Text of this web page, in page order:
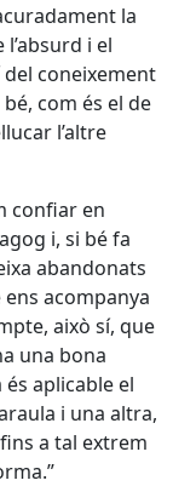
la
i el
del coneixement
com és el de
l’altre
confiar en
i, si bé fa
abandonats
ens acompanya
això sí, que
una bona
aplicable el
i una altra,
a tal extrem